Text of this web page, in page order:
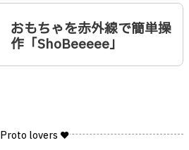
おもちゃを赤外線で簡単操
作「ShoBeeeee」
Proto lovers ♥